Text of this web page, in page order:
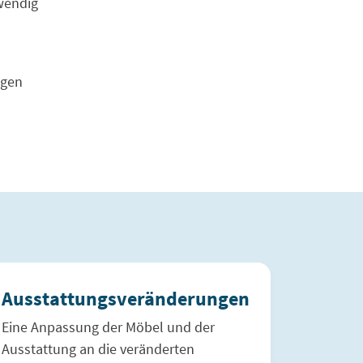
Ausstattungsveränderungen
Eine Anpassung der Möbel und der
Ausstattung an die veränderten